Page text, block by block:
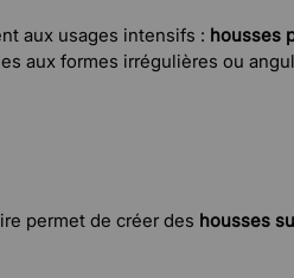
aux usages intensifs : housses
aux formes irrégulières ou
permet de créer des housses